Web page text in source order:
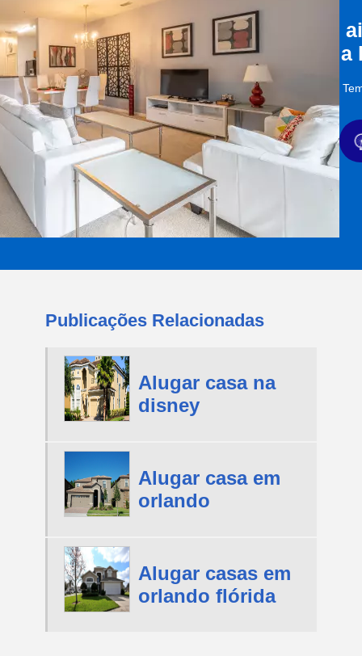
a
Publicações Relacionadas
Alugar casa na
disney
Alugar casa em
orlando
Alugar casas em
orlando flórida